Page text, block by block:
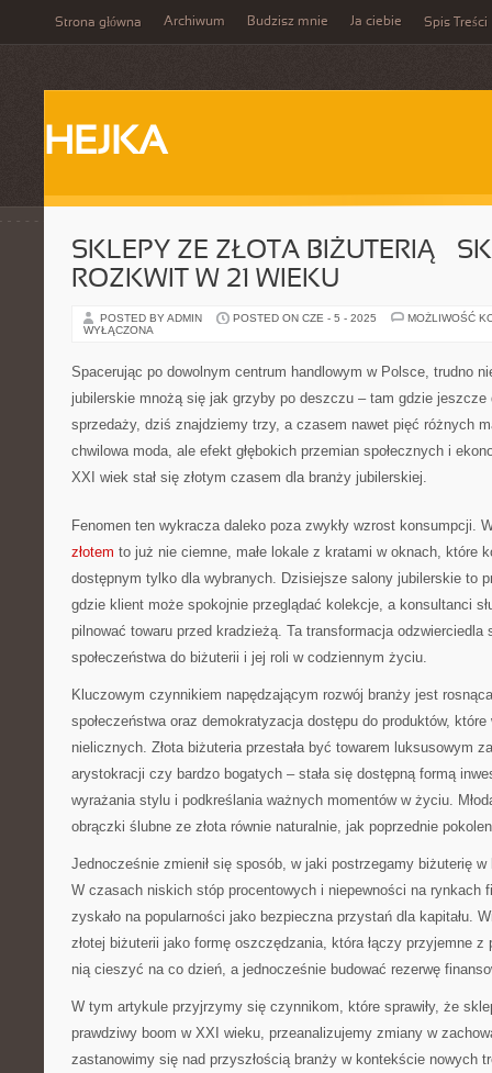
Strona główna Archiwum Budzisz mnie Ja ciebie Spis Treści
HEJKA
SKLEPY ZE ZŁOTA BIŻUTERIĄ –
ROZKWIT W 21 WIEKU
POSTED BY ADMIN POSTED ON CZE - 5 - 2025
MOŻLIWOŚĆ
WYŁĄCZONA
Spacerując po dowolnym centrum handlowym w Polsce, trudno
jubilerskie mnożą się jak grzyby po deszczu – tam gdzie jeszcze
sprzedaży, dziś znajdziemy trzy, a czasem nawet pięć różnych
chwilowa moda, ale efekt głębokich przemian społecznych i
XXI wiek stał się złotym czasem dla branży jubilerskiej.
Fenomen ten wykracza daleko poza zwykły wzrost konsumpcji.
złotem to już nie ciemne, małe lokale z kratami w oknach, które
dostępnym tylko dla wybranych. Dzisiejsze salony jubilerskie to
gdzie klient może spokojnie przeglądać kolekcje, a konsultanci
pilnować towaru przed kradzieżą. Ta transformacja
społeczeństwa do biżuterii i jej roli w codziennym życiu.
Kluczowym czynnikiem napędzającym rozwój branży jest
społeczeństwa oraz demokratyzacja dostępu do produktów, które
nielicznych. Złota biżuteria przestała być towarem luksusowym
arystokracji czy bardzo bogatych – stała się dostępną formą
wyrażania stylu i podkreślania ważnych momentów w życiu.
obrączki ślubne ze złota równie naturalnie, jak poprzednie
Jednocześnie zmienił się sposób, w jaki postrzegamy biżuterię
W czasach niskich stóp procentowych i niepewności na rynkach
zyskało na popularności jako bezpieczna przystań dla kapitału.
złotej biżuterii jako formę oszczędzania, która łączy przyjemne
nią cieszyć na co dzień, a jednocześnie budować rezerwę
W tym artykule przyjrzymy się czynnikom, które sprawiły, że
prawdziwy boom w XXI wieku, przeanalizujemy zmiany w
zastanowimy się nad przyszłością branży w kontekście nowych